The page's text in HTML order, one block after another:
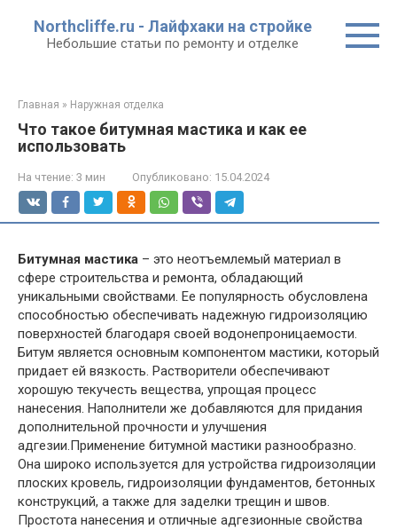
контенту
Northcliffe.ru - Лайфхаки на стройке
Небольшие статьи по ремонту и отделке
Главная » Наружная отделка
Что такое битумная мастика и как ее
использовать
На чтение: 3 мин Опубликовано: 15.04.2024
Битумная мастика – это неотъемлемый материал в
сфере строительства и ремонта, обладающий
уникальными свойствами. Ее популярность обусловлена
способностью обеспечивать надежную гидроизоляцию
поверхностей благодаря своей водонепроницаемости.
Битум является основным компонентом мастики, который
придает ей вязкость. Растворители обеспечивают
хорошую текучесть вещества, упрощая процесс
нанесения. Наполнители же добавляются для придания
дополнительной прочности и улучшения
адгезии.Применение битумной мастики разнообразно.
Она широко используется для устройства гидроизоляции
плоских кровель, гидроизоляции фундаментов, бетонных
конструкций, а также для заделки трещин и швов.
Простота нанесения и отличные адгезионные свойства